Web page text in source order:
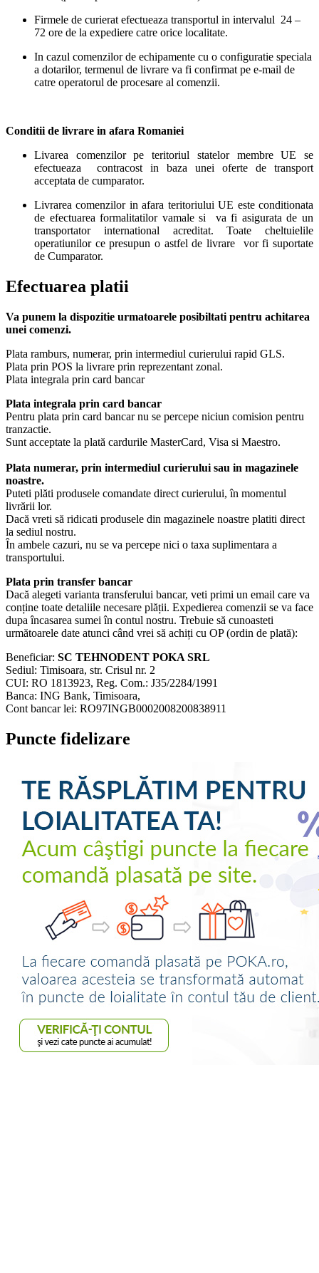
Firmele de curierat efectueaza transportul in intervalul 24 –
72 ore de la expediere catre orice localitate.
In cazul comenzilor de echipamente cu o configuratie speciala
a dotarilor, termenul de livrare va fi confirmat pe e-mail de
catre operatorul de procesare al comenzii.
Conditii de livrare in afara Romaniei
Livarea comenzilor pe teritoriul statelor membre UE se
efectueaza contracost in baza unei oferte de transport
acceptata de cumparator.
Livrarea comenzilor in afara teritoriului UE este conditionata
de efectuarea formalitatilor vamale si va fi asigurata de un
transportator international acreditat. Toate cheltuielile
operatiunilor ce presupun o astfel de livrare vor fi suportate
de Cumparator.
Efectuarea platii
Va punem la dispozitie urmatoarele posibiltati pentru achitarea
unei comenzi.
Plata ramburs, numerar, prin intermediul curierului rapid GLS.
Plata prin POS la livrare prin reprezentant zonal.
Plata integrala prin card bancar
Plata integrala prin card bancar
Pentru plata prin card bancar nu se percepe niciun comision pentru
tranzactie.
Sunt acceptate la plată cardurile MasterCard, Visa si Maestro.
Plata numerar, prin intermediul curierului sau in magazinele
noastre.
Puteti plăti produsele comandate direct curierului, în momentul
livrării lor.
Dacă vreti să ridicati produsele din magazinele noastre platiti direct
la sediul nostru.
În ambele cazuri, nu se va percepe nici o taxa suplimentara a
transportului.
Plata prin transfer bancar
Dacă alegeti varianta transferului bancar, veti primi un email care va
conține toate detaliile necesare plății. Expedierea comenzii se va face
dupa încasarea sumei în contul nostru. Trebuie să cunoasteti
următoarele date atunci când vrei să achiți cu OP (ordin de plată):
Beneficiar: SC TEHNODENT POKA SRL
Sediul: Timisoara, str. Crisul nr. 2
CUI: RO 1813923, Reg. Com.: J35/2284/1991
Banca: ING Bank, Timisoara,
Cont bancar lei: RO97INGB0002008200838911
Puncte fidelizare